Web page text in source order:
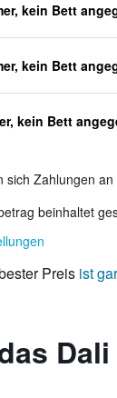
kein Bett
kein Bett
kein Bett
sich Zahlungen
beinhaltet
Preis ist